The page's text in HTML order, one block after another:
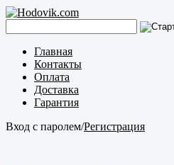
Главная
Контакты
Оплата
Доставка
Гарантия
Вход с паролем/Регистрация